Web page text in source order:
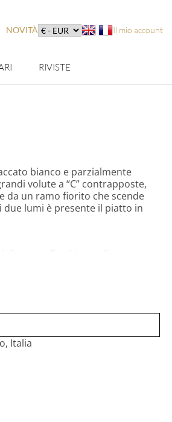
NOVITÀ Il mio account
RIVISTE
bianco e parzialmente
volute a “C” contrapposte,
da un ramo fiorito che scende
lumi è presente il piatto in
con le foto. Qualora alcuni
Italia